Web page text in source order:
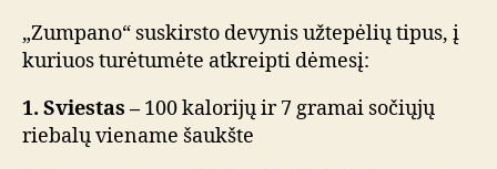
„Zumpano“ suskirsto devynis užtepėlių tipus, į
kuriuos turėtumėte atkreipti dėmesį:
1. Sviestas – 100 kalorijų ir 7 gramai sočiųjų
riebalų viename šaukšte